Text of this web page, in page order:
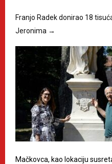
Franjo Radek donirao 18
Jeronima →
Mačkovca, kao lokaciju